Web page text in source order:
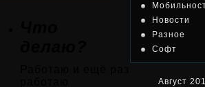
Новости
Разное
Софт
Август